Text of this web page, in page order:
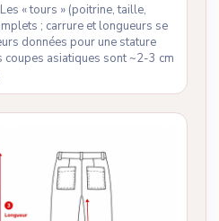
« tours » (poitrine, taille,
; carrure et longueurs se
données pour une stature
asiatiques sont ~2-3 cm